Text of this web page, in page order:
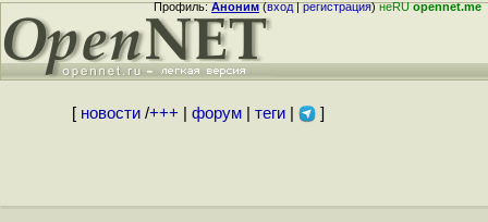
Профиль:Аноним(вход|регистрация)неRUopennet.me
[ новости/+++ форум| теги| ]